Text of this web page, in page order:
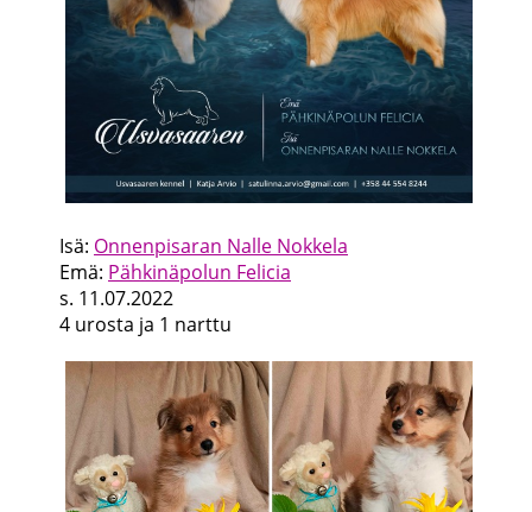
Isä: Onnenpisaran Nalle Nokkela
Emä: Pähkinäpolun Felicia
s. 11.07.2022
4 urosta ja 1 narttu